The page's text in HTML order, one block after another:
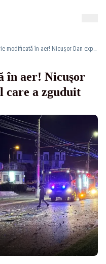
Traiectorie modificată în aer! Nicuşor Dan explică incidentul care a zguduit Galaţiul
în aer! Nicuşor
care a zguduit